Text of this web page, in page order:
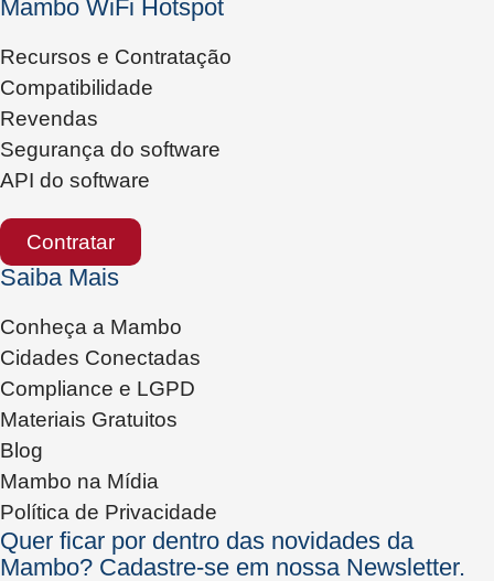
Mambo WiFi Hotspot
Recursos e Contratação
Compatibilidade
Revendas
Segurança do software
API do software
Contratar
Saiba Mais
Conheça a Mambo
Cidades Conectadas
Compliance e LGPD
Materiais Gratuitos
Blog
Mambo na Mídia
Política de Privacidade
Quer ficar por dentro das novidades da
Mambo? Cadastre-se em nossa Newsletter.